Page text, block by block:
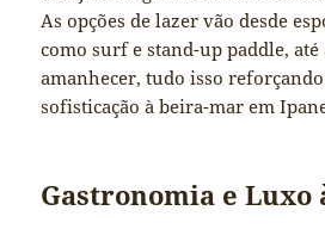
As opções de lazer vão desde
como surf e stand-up paddle, até
amanhecer, tudo isso
sofisticação à beira-mar em
Gastronomia e Luxo